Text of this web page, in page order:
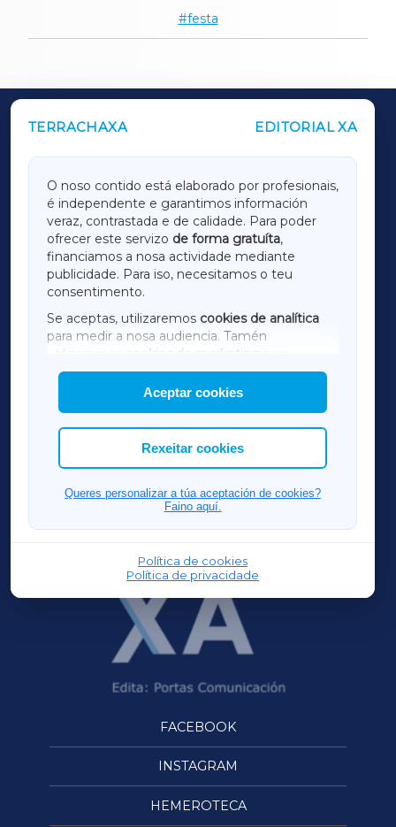
festa
TERRACHAXA EDITORIAL XA
O noso contido está elaborado por profesionais,
é independente e garantimos información
veraz, contrastada e de calidade. Para poder
ofrecer este servizo de forma gratuíta,
financiamos a nosa actividade mediante
publicidade. Para iso, necesitamos o teu
consentimento.
Se aceptas, utilizaremos cookies de analítica
para medir a nosa audiencia. Tamén
utilizaremos
cookies de marketing
mostrar publicidade de terceiros.
Así mesmo, podes personalizar a elección das
cookies que desexas permitir.
Aceptar cookies
Rexeitar cookies
Queres personalizar a túa aceptación de cookies?
Faino aquí.
Política de cookies
Política de privacidade
OUTROS PERIÓDICOS
LUGOXA
TERRACHAXA
AMARIÑAXA
RIBEIRASACRAXA
ACORUÑAXA
FERROLXA
OURENSEXA
FACEBOOK
INSTAGRAM
HEMEROTECA